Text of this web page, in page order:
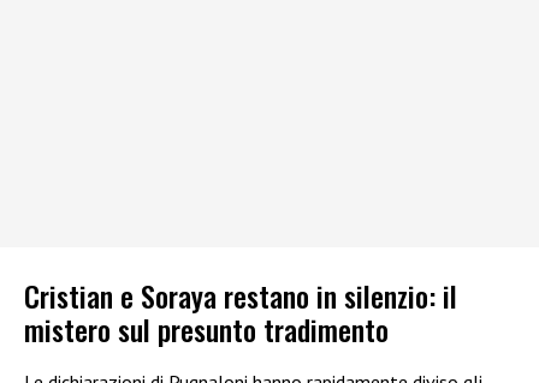
Cristian e Soraya restano in silenzio: il
mistero sul presunto tradimento